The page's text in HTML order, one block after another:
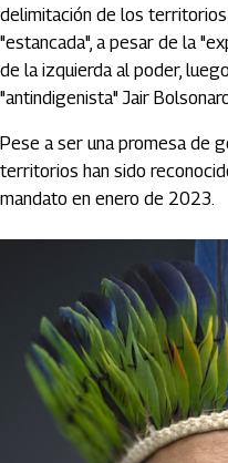
delimitación de los
"estancada", a pesar de la
de la izquierda al poder,
"antindigenista" Jair
Pese a ser una promesa de
territorios han sido
mandato en enero de 2023.